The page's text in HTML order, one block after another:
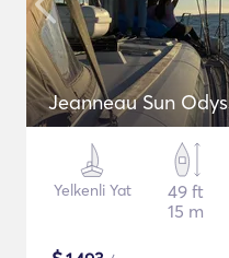
Jeanneau Sun
Yelkenli Yat
49 ft
15 m